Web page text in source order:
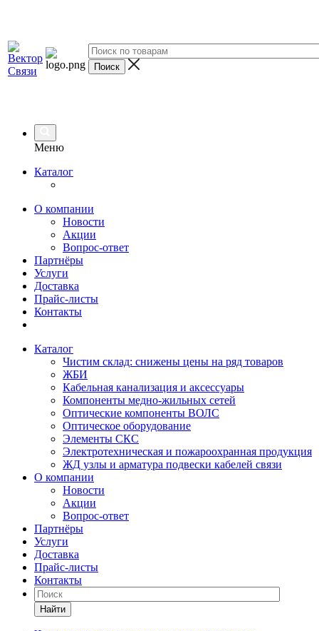
Меню
Каталог
О компании
Новости
Акции
Вопрос-ответ
Партнёры
Услуги
Доставка
Прайс-листы
Контакты
Каталог
Чистим склад: снижены цены на ряд товаров
ЖБИ
Кабельная канализация и аксессуары
Компоненты медно-жильных сетей
Оптические компоненты ВОЛС
Оптическое оборудование
Элементы СКС
Электротехническая и пожароохранная продукция
ЖД узлы и арматура подвески кабелей связи
О компании
Новости
Акции
Вопрос-ответ
Партнёры
Услуги
Доставка
Прайс-листы
Контакты
Найти